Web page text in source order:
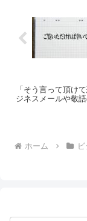
「そう言って頂け
ジネスメールや敬
ホーム